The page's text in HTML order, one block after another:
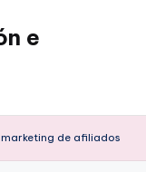
e
marketing de afiliados